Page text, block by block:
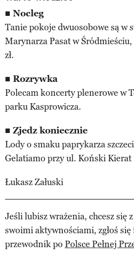
■ Nocleg
Tanie pokoje dwuosobowe są w
Marynarza Pasat w
zł.
■ Rozrywka
Polecam koncerty plenerowe w
parku Kasprowicza.
■ Zjedz koniecznie
Lody o smaku paprykarza
Gelatiamo przy ul. Koński Kierat
Łukasz Załuski
Jeśli lubisz wrażenia, chcesz się
swoimi aktywnościami, zgłoś
przewodnik po Polsce Pełnej